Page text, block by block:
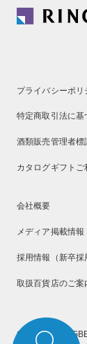
プライバシーポリ
特定商取引法に基
酒類販売管理者標
カタログギフトご
会社概要
メディア掲載情報
採用情報（新卒採
取扱百貨店のご案
Copyright